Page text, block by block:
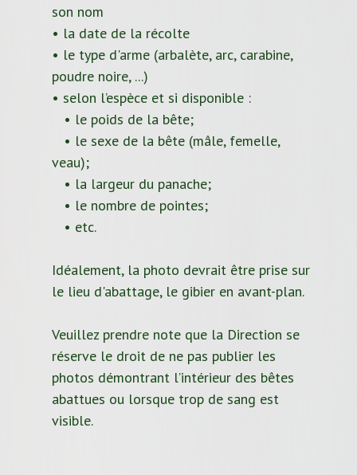
son nom
• la date de la récolte
• le type d'arme (arbalète, arc, carabine,
poudre noire, ...)
• selon l’espèce et si disponible :
• le poids de la bête;
• le sexe de la bête (mâle, femelle,
veau);
• la largeur du panache;
• le nombre de pointes;
• etc.
Idéalement, la photo devrait être prise sur
le lieu d'abattage, le gibier en avant-plan.
Veuillez prendre note que la Direction se
réserve le droit de ne pas publier les
photos démontrant l’intérieur des bêtes
abattues ou lorsque trop de sang est
visible.